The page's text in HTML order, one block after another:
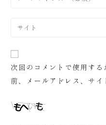
次回のコメントで使用す
前、メールアドレス、サイ